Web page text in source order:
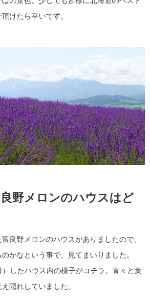
けたら幸いです。
野メロンのハウスはど
良野メロンのハウスがありましたので、
かなという事で、見てまいりました。
したハウス内の様子がコチラ。青々と葉
隠れしていました。